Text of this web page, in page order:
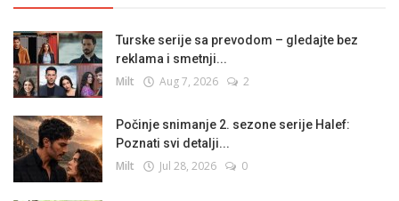
Turske serije sa prevodom – gledajte bez
reklama i smetnji...
Milt Aug 7, 2026 2
Počinje snimanje 2. sezone serije Halef:
Poznati svi detalji...
Milt Jul 28, 2026 0